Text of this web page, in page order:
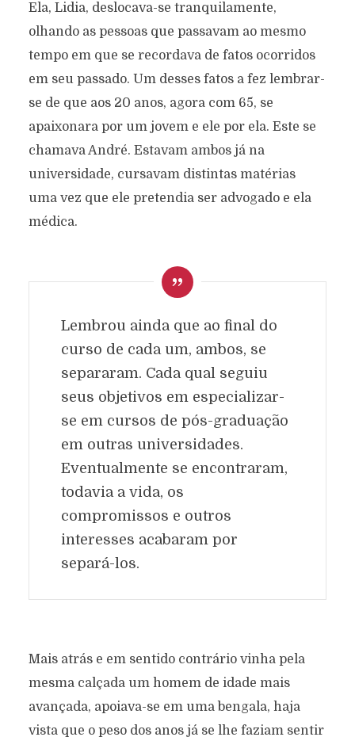
Ela, Lidia, deslocava-se tranquilamente,
olhando as pessoas que passavam ao mesmo
tempo em que se recordava de fatos ocorridos
em seu passado. Um desses fatos a fez lembrar-
se de que aos 20 anos, agora com 65, se
apaixonara por um jovem e ele por ela. Este se
chamava André. Estavam ambos já na
universidade, cursavam distintas matérias
uma vez que ele pretendia ser advogado e ela
médica.
Lembrou ainda que ao final do
curso de cada um, ambos, se
separaram. Cada qual seguiu
seus objetivos em especializar-
se em cursos de pós-graduação
em outras universidades.
Eventualmente se encontraram,
todavia a vida, os
compromissos e outros
interesses acabaram por
separá-los.
Mais atrás e em sentido contrário vinha pela
mesma calçada um homem de idade mais
avançada, apoiava-se em uma bengala, haja
vista que o peso dos anos já se lhe faziam sentir